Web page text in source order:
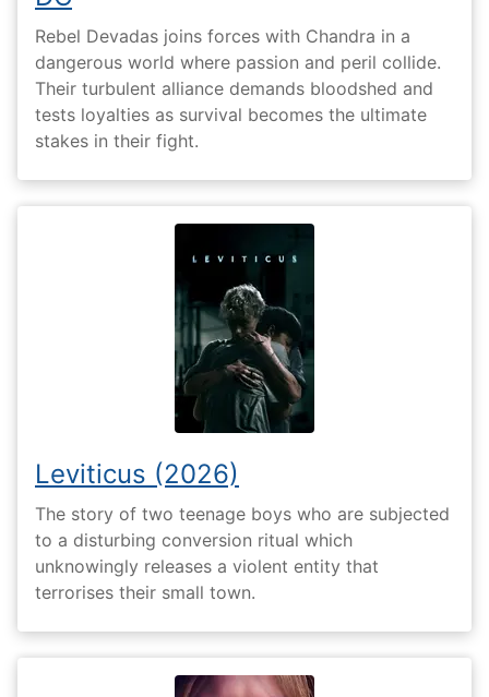
Rebel Devadas joins forces with Chandra in a
dangerous world where passion and peril collide.
Their turbulent alliance demands bloodshed and
tests loyalties as survival becomes the ultimate
stakes in their fight.
Leviticus (2026)
The story of two teenage boys who are subjected
to a disturbing conversion ritual which
unknowingly releases a violent entity that
terrorises their small town.